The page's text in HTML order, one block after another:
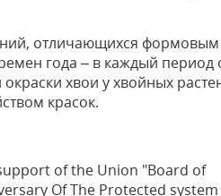
отличающихся
года – в каждый период
хвои у хвойных
красок.
of the Union "Board of
Of The Protected